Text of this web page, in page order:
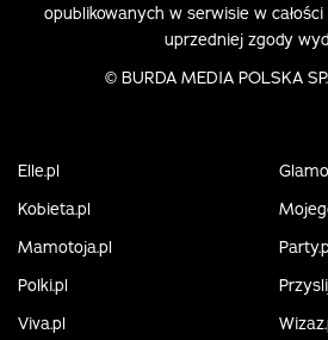
opublikowanych w serwisie w
uprzedniej zgody
© BURDA MEDIA POLSKA
Elle.pl
Kobieta.pl
Mamotoja.pl
Polki.pl
Viva.pl